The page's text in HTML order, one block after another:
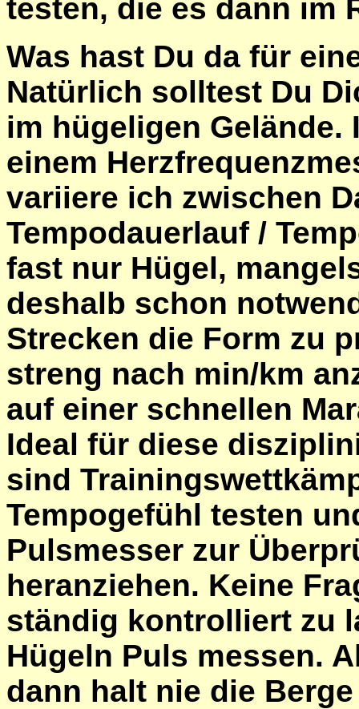
testen, die es dann im
Was hast Du da für
Natürlich solltest Du
im hügeligen
einem
variiere ich zwischen
Tempodauerlauf /
fast nur Hügel,
deshalb schon
Strecken die Form zu
streng nach min/km
auf einer schnellen
Ideal für diese
sind
Tempogefühl testen
Pulsmesser zur
heranziehen. Keine
ständig kontrolliert zu
Hügeln Puls messen.
dann halt nie die